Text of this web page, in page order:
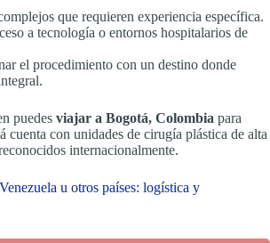
que requieren experiencia específica.
a tecnología o entornos hospitalarios de
el procedimiento con un destino donde
puedes viajar a Bogotá, Colombia para
cuenta con unidades de cirugía plástica de alta
internacionalmente.
u otros países: logística y